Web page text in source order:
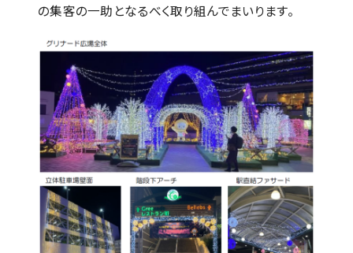
の集客の一助となるべく取り組んでまいります。